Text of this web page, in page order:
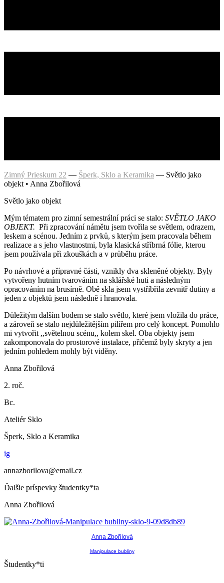
Zimný Prieskum 22 — Šperk, Sklo a Keramika — Světlo jako
objekt • Anna Zbořilová
Světlo jako objekt
Mým tématem pro zimní semestrální práci se stalo: SVĚTLO JAKO
OBJEKT. Při zpracování námětu jsem tvořila se světlem, odrazem,
leskem a scénou. Jedním z prvků, s kterým jsem pracovala během
realizace a s jeho vlastnostmi, byla klasická stříbrná fólie, kterou
jsem používala při zkouškách a v průběhu práce.
Po návrhové a přípravné části, vznikly dva skleněné objekty. Byly
vytvořeny hutním tvarováním na sklářské huti a následným
opracováním na brusírně. Obě skla jsem vystříbřila zevnitř dutiny a
jeden z objektů jsem následně i hranovala.
Důležitým dalším bodem se stalo světlo, které jsem vložila do práce,
a zároveň se stalo nejdůležitějším pilířem pro celý koncept. Pomohlo
mi vytvořit ,,světelnou scénu,, kolem skel. Oba objekty jsem
zakomponovala do prostorové instalace, přičemž byly skryty a jen
jedním pohledem mohly být viděny.
Anna Zbořilová
2. roč.
Bc.
Ateliér Sklo
Šperk, Sklo a Keramika
ig
annazborilova@email.cz
Ďalšie príspevky študentky*ta
Anna Zbořilová
Anna Zbořilová
Manipulace bubliny
Študentky*ti